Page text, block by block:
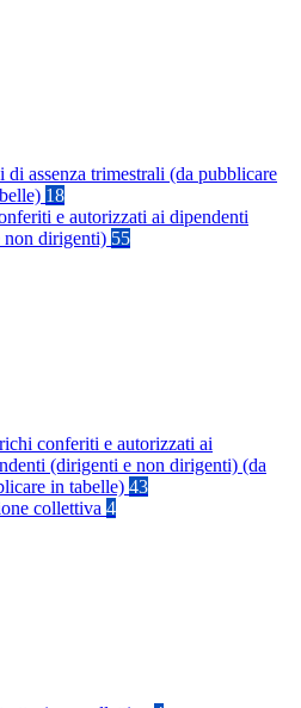
di assenza trimestrali (da pubblicare
18
e autorizzati ai dipendenti
non dirigenti) 55
conferiti e autorizzati ai
(dirigenti e non dirigenti) (da
in tabelle) 43
collettiva 4